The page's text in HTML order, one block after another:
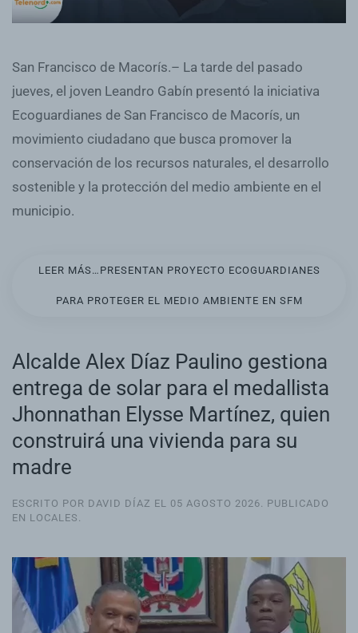
San Francisco de Macorís.– La tarde del pasado
jueves, el joven Leandro Gabín presentó la iniciativa
Ecoguardianes de San Francisco de Macorís, un
movimiento ciudadano que busca promover la
conservación de los recursos naturales, el desarrollo
sostenible y la protección del medio ambiente en el
municipio.
LEER MÁS…PRESENTAN PROYECTO ECOGUARDIANES
PARA PROTEGER EL MEDIO AMBIENTE EN SFM
Alcalde Alex Díaz Paulino gestiona
entrega de solar para el medallista
Jhonnathan Elysse Martínez, quien
construirá una vivienda para su
madre
ESCRITO POR DAVID DÍAZ EL 05 AGOSTO 2026. PUBLICADO
EN LOCALES .